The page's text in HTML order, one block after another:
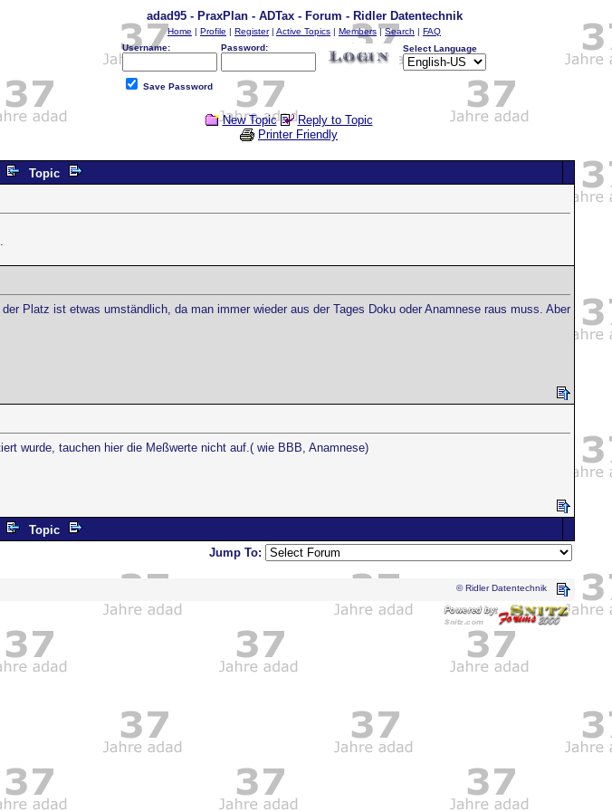
adad95 - PraxPlan - ADTax - Forum - Ridler Datentechnik
Home | Profile | Register| Active Topics | Members|Search | FAQ
Username:
Password: Select Language
Save Password
New Topic
Reply to Topic
Printer Friendly
Topic
Platz ist etwas umständlich, da man immer wieder aus der Tages Doku oder Anamnese raus muss. Aber
wurde, tauchen hier die Meßwerte nicht auf.( wie BBB, Anamnese)
Topic
Jump To:
© Ridler Datentechnik